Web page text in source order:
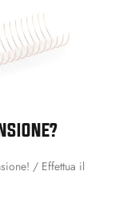
/ Effettua il